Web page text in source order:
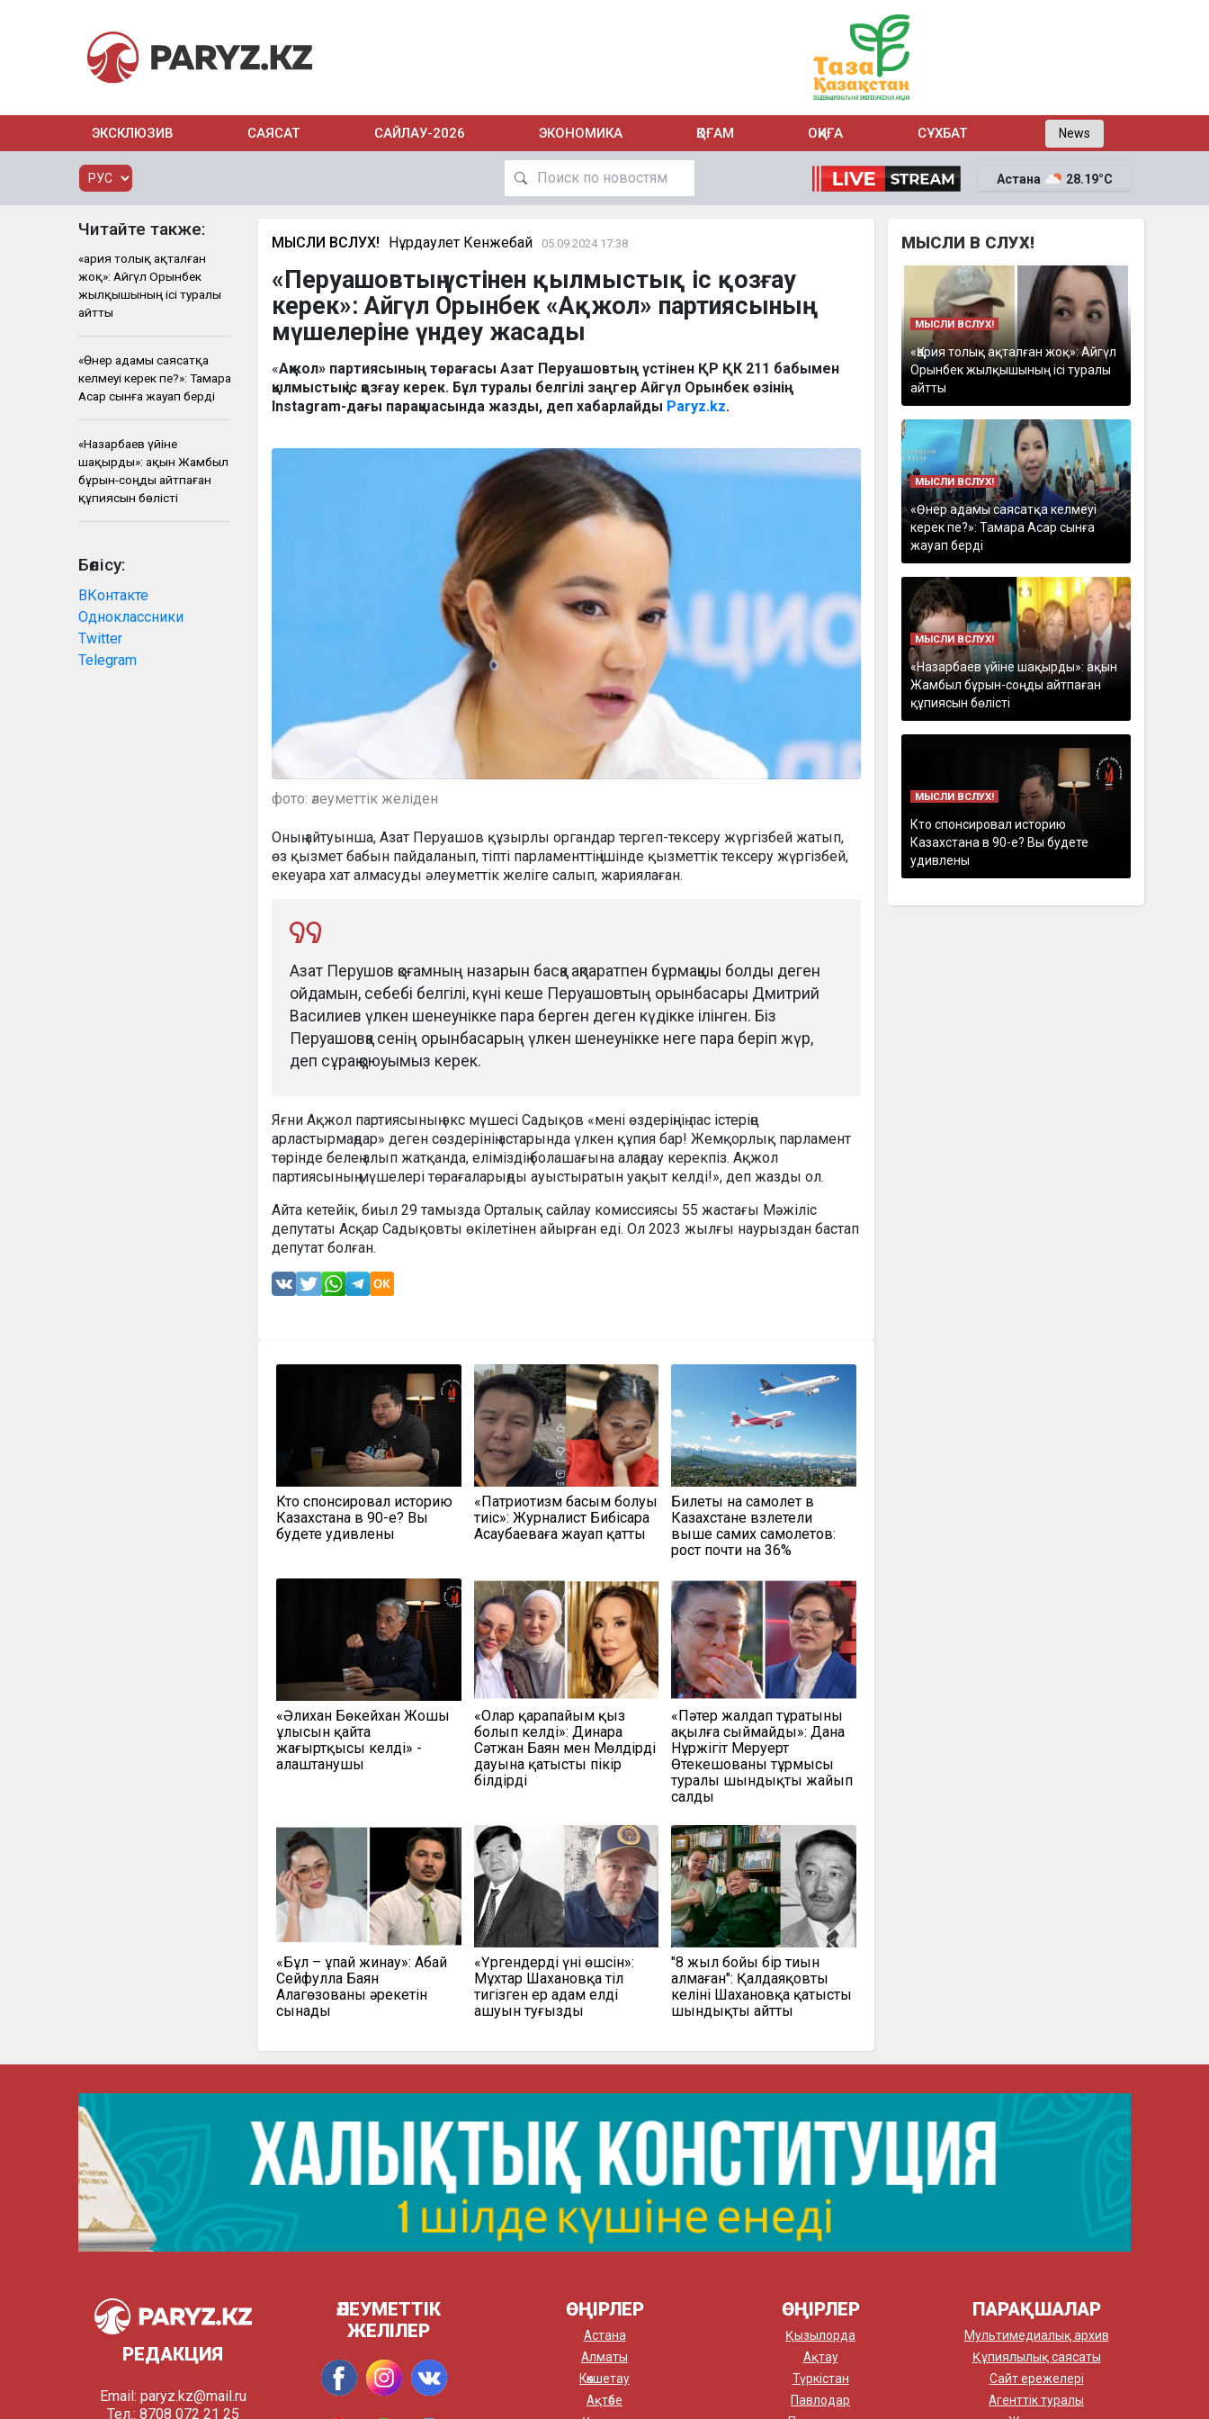
ЭКСКЛЮЗИВ САЯСАТ САЙЛАУ-2026 ЭКОНОМИКА ҚОҒАМ ОҚИҒА СҰХБАТ News
Астана 28.19°C
Читайте также:
«Қария толық ақталған
жоқ»: Айгүл Орынбек
жылқышының ісі туралы
айтты
«Өнер адамы саясатқа
келмеуі керек пе?»: Тамара
Асар сынға жауап берді
«Назарбаев үйіне
шақырды»: ақын Жамбыл
бұрын-соңды айтпаған
құпиясын бөлісті
Бөлісу:
ВКонтакте
Одноклассники
Twitter
Telegram
МЫСЛИ ВСЛУХ! Нұрдаулет Кенжебай 05.09.2024 17:38
«Перуашовтың үстінен қылмыстық іс қозғау
керек»: Айгүл Орынбек «Ақжол» партиясының
мүшелеріне үндеу жасады
«Ақжол» партиясының төрағасы Азат Перуашовтың үстінен ҚР ҚК 211 бабымен
қылмыстық іс қозғау керек. Бұл туралы белгілі заңгер Айгүл Орынбек өзінің
Instagram-дағы парақшасында жазды, деп хабарлайды Paryz.kz.
фото: әлеуметтік желіден
Оның айтуынша, Азат Перуашов құзырлы органдар тергеп-тексеру жүргізбей жатып,
өз қызмет бабын пайдаланып, тіпті парламенттің ішінде қызметтік тексеру жүргізбей,
екеуара хат алмасуды әлеуметтік желіге салып, жариялаған.
Азат Перушов қоғамның назарын басқа ақпаратпен бұрмақшы болды деген
ойдамын, себебі белгілі, күні кеше Перуашовтың орынбасары Дмитрий
Василиев үлкен шенеунікке пара берген деген күдікке ілінген. Біз
Перуашовқа сенің орынбасарың үлкен шенеунікке неге пара беріп жүр,
деп сұрақ қоюуымыз керек.
Яғни Ақжол партиясының экс мүшесі Садықов «мені өздеріңнің лас істеріңе
арластырмаңдар» деген сөздерінің астарында үлкен құпия бар! Жемқорлық парламент
төрінде белең алып жатқанда, еліміздің болашағына алаңдау керекпіз. Ақжол
партиясының мүшелері төрағаларыңды ауыстыратын уақыт келді!», деп жазды ол.
Айта кетейік, биыл 29 тамызда Орталық сайлау комиссиясы 55 жастағы Мәжіліс
депутаты Асқар Садықовты өкілетінен айырған еді. Ол 2023 жылғы наурыздан бастап
депутат болған.
Кто спонсировал историю
Казахстана в 90-е? Вы
будете удивлены
«Патриотизм басым болуы
тиіс»: Журналист Бибісара
Асаубаеваға жауап қатты
Билеты на самолет в
Казахстане взлетели
выше самих самолетов:
рост почти на 36%
«Әлихан Бөкейхан Жошы
ұлысын қайта
жаңғыртқысы келді» -
алаштанушы
«Олар қарапайым қыз
болып келді»: Динара
Сәтжан Баян мен Мөлдірдің
дауына қатысты пікір
білдірді
«Пәтер жалдап тұратыны
ақылға сыймайды»: Дана
Нұржігіт Меруерт
Өтекешованың тұрмысы
туралы шындықты жайып
салды
«Бұл – ұпай жинау»: Абай
Сейфулла Баян
Алагөзованың әрекетін
сынады
«Үргендердің үні өшсін»:
Мұхтар Шахановқа тіл
тигізген ер адам елдің
ашуын туғызды
"8 жыл бойы бір тиын
алмаған": Қалдаяқовтың
келіні Шахановқа қатысты
шындықты айтты
МЫСЛИ В СЛУХ!
МЫСЛИ ВСЛУХ!
«Қария толық ақталған жоқ»: Айгүл
Орынбек жылқышының ісі туралы
айтты
МЫСЛИ ВСЛУХ!
«Өнер адамы саясатқа келмеуі
керек пе?»: Тамара Асар сынға
жауап берді
МЫСЛИ ВСЛУХ!
«Назарбаев үйіне шақырды»: ақын
Жамбыл бұрын-соңды айтпаған
құпиясын бөлісті
МЫСЛИ ВСЛУХ!
Кто спонсировал историю
Казахстана в 90-е? Вы будете
удивлены
РЕДАКЦИЯ
Email: paryz.kz@mail.ru
Тел.: 8708 072 21 25
ӘЛЕУМЕТТІК
ЖЕЛІЛЕР
ӨҢІРЛЕР
Астана
Алматы
Көкшетау
Ақтөбе
ӨҢІРЛЕР
Қызылорда
Ақтау
Түркістан
Павлодар
ПАРАҚШАЛАР
Мультимедиалық архив
Құпиялылық саясаты
Сайт ережелері
Агенттік туралы